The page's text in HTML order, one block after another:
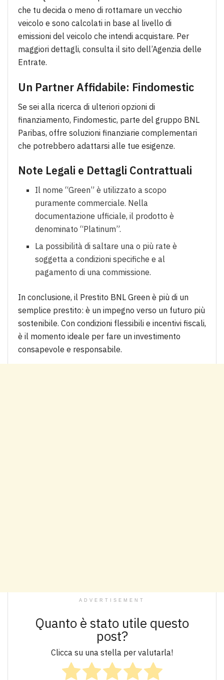
che tu decida o meno di rottamare un vecchio
veicolo e sono calcolati in base al livello di
emissioni del veicolo che intendi acquistare. Per
maggiori dettagli, consulta il sito dell’Agenzia delle
Entrate.
Un Partner Affidabile: Findomestic
Se sei alla ricerca di ulteriori opzioni di
finanziamento, Findomestic, parte del gruppo BNL
Paribas, offre soluzioni finanziarie complementari
che potrebbero adattarsi alle tue esigenze.
Note Legali e Dettagli Contrattuali
Il nome “Green” è utilizzato a scopo
puramente commerciale. Nella
documentazione ufficiale, il prodotto è
denominato “Platinum”.
La possibilità di saltare una o più rate è
soggetta a condizioni specifiche e al
pagamento di una commissione.
In conclusione, il Prestito BNL Green è più di un
semplice prestito: è un impegno verso un futuro più
sostenibile. Con condizioni flessibili e incentivi fiscali,
è il momento ideale per fare un investimento
consapevole e responsabile.
ADVERTISEMENT
Quanto è stato utile questo
post?
Clicca su una stella per valutarla!